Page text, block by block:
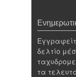
δελτίο
τα